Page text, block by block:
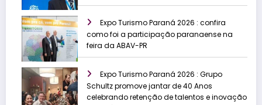
Expo Turismo Paraná 2026 : confira
como foi a participação paranaense na
feira da ABAV-PR
Expo Turismo Paraná 2026 : Grupo
Schultz promove jantar de 40 Anos
celebrando retenção de talentos e inovação